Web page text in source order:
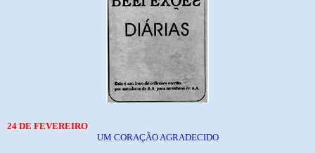
24 DE FEVEREIRO
UM CORAÇÃO AGRADECIDO